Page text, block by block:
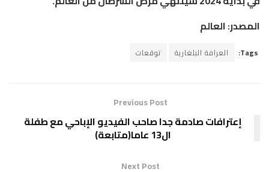
المصدر: العالم
Tags: العرافة البلغارية توقعات
Previous Post
إعترافات صادمة جدا صاحب الفيديو الإباحي مع طفلة
ال13 عاما(متابعة)
Next Post